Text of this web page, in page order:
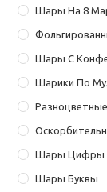
Шары На 8
Шары С
Шарики По
Шары Цифры
Шары Буквы